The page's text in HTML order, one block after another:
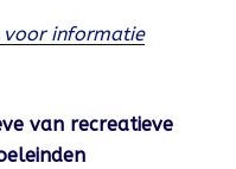
voor informatie
van recreatieve